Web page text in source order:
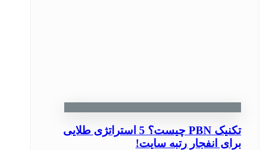
تکنیک PBN چیست؟ 5 استراتژی طلایی
برای انفجار رتبه سایت!